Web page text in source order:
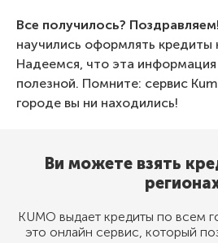
Все получилось? Поздравляем!
научились оформлять кредиты
Надеемся, что эта
полезной. Помните: сервис
городе вы ни находились!
Ви можете взять
KUMO выдает кредиты по всем
это онлайн сервис, который